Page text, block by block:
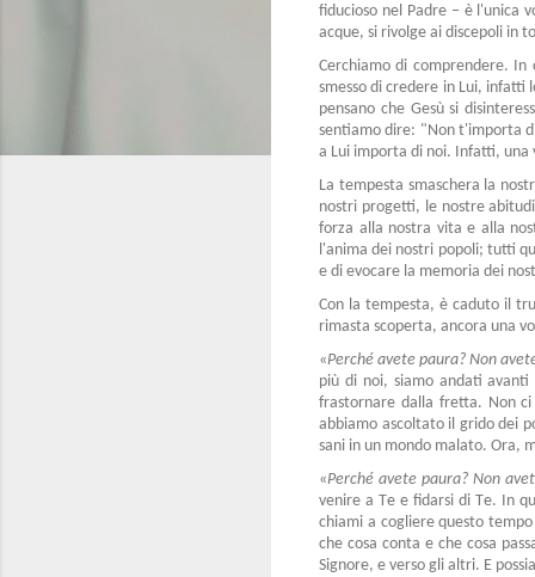
fiducioso nel Padre – è l'unica
acque, si rivolge ai discepoli in
Cerchiamo di comprendere. In
smesso di credere in Lui,
pensano che Gesù si
sentiamo dire: "Non t'importa di
a Lui importa di noi. Infatti, una
La tempesta smaschera la
nostri progetti, le nostre
forza alla nostra vita e alla
l'anima dei nostri popoli; tutti
e di evocare la memoria dei
Con la tempesta, è caduto il
rimasta scoperta, ancora una
«Perché avete paura? Non
più di noi, siamo andati
frastornare dalla fretta. Non
abbiamo ascoltato il grido dei
sani in un mondo malato. Ora,
«Perché avete paura? Non
venire a Te e fidarsi di Te. In
chiami a cogliere questo
che cosa conta e che cosa
Signore, e verso gli altri. E